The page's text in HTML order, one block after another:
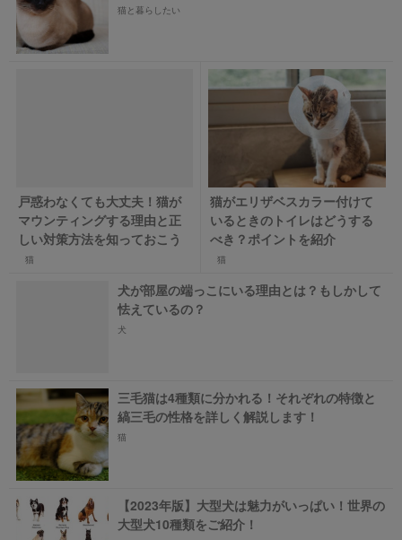
猫と暮らしたい
戸惑わなくても大丈夫！猫が
マウンティングする理由と正
しい対策方法を知っておこう
猫
猫がエリザベスカラー付けて
いるときのトイレはどうする
べき？ポイントを紹介
猫
犬が部屋の端っこにいる理由とは？もしかして
怯えているの？
犬
三毛猫は4種類に分かれる！それぞれの特徴と
縞三毛の性格を詳しく解説します！
猫
【2023年版】大型犬は魅力がいっぱい！世界の
大型犬10種類をご紹介！